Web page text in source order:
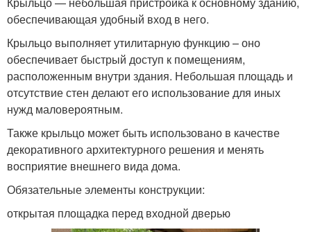
обеспечивающая удобный вход в него.
Крыльцо выполняет утилитарную функцию – оно
обеспечивает быстрый доступ к помещениям,
расположенным внутри здания. Небольшая площадь и
отсутствие стен делают его использование для иных
нужд маловероятным.
Также крыльцо может быть использовано в качестве
декоративного архитектурного решения и менять
восприятие внешнего вида дома.
Обязательные элементы конструкции:
открытая площадка перед входной дверью